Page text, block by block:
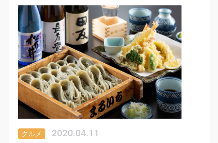
朝の空気は最高！
採れたっての山菜は蕎麦との相性バッチリ!
きんぴら・天ぷら等お好みで春の美味しさをお楽し
みください!
グルメ 2020.04.11